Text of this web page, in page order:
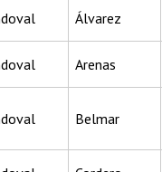
Álvarez
Arenas
Belmar